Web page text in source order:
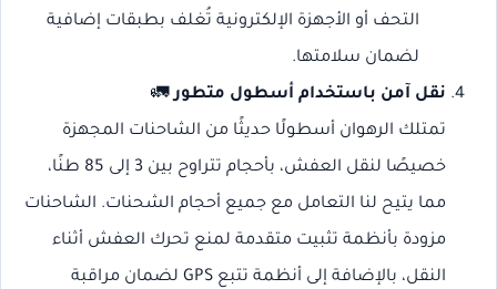
التحف أو الأجهزة الإلكترونية تُغلف بطبقات إضافية
لضمان سلامتها.
نقل آمن باستخدام أسطول متطور🚛
تمتلك الرهوان أسطولًا حديثًا من الشاحنات المجهزة
خصيصًا لنقل العفش، بأحجام تتراوح بين 3 إلى 85 طنًا،
مما يتيح لنا التعامل مع جميع أحجام الشحنات. الشاحنات
مزودة بأنظمة تثبيت متقدمة لمنع تحرك العفش أثناء
النقل، بالإضافة إلى أنظمة تتبع GPS لضمان مراقبة